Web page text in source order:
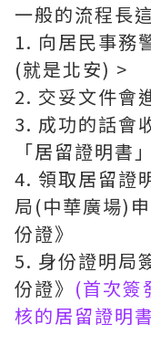
一般的流程長
1. 向居民事務
(就是北安) >
2. 交妥文件會
3. 成功的話會
「居留證明書」
4. 領取居留證
局(中華廣場)
份證》
5. 身份證明局
份證》 (首次簽
核的居留證明